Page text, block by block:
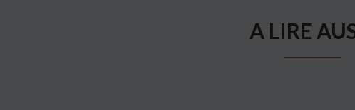
A LIRE